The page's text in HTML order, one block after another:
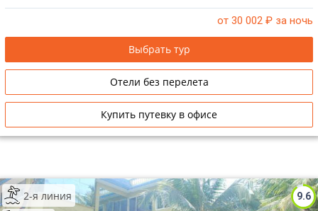
от 30 002 ₽ за ночь
Выбрать тур
Отели без перелета
Купить путевку в офисе
9.6
2-я линия